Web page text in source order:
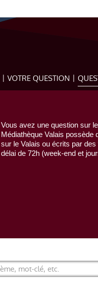
VOTRE QUESTION
Vous avez une question sur
Médiathèque Valais possède
sur le Valais ou écrits par
délai de 72h (week-end et